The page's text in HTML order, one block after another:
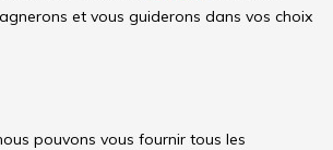
et vous guiderons dans vos choix
pouvons vous fournir tous les